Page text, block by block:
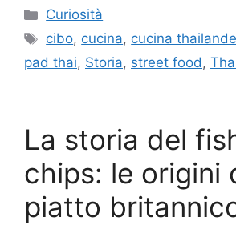
Categorie
Curiosità
Tag
cibo, cucina, cucina
pad thai, Storia, street food,
La storia del
chips: le origini
piatto